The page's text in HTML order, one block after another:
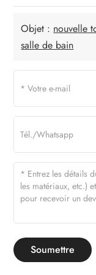
Objet : nouvelle
salle de bain
Soumettre